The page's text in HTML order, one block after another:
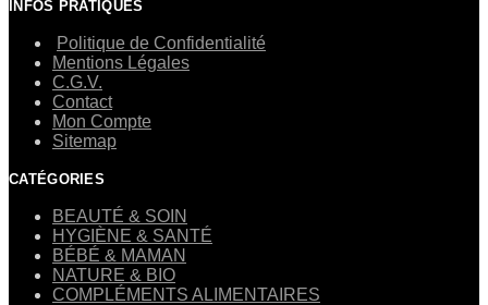
INFOS PRATIQUES
Politique de Confidentialité
Mentions Légales
C.G.V.
Contact
Mon Compte
Sitemap
CATÉGORIES
BEAUTÉ & SOIN
HYGIÈNE & SANTÉ
BÉBÉ & MAMAN
NATURE & BIO
COMPLÉMENTS ALIMENTAIRES